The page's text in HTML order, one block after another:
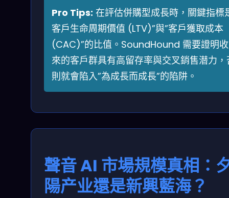
Pro Tips: 在評估併購型成長時，關鍵指標
客戶生命周期價值 (LTV)”與”客戶獲取成本
(CAC)”的比值。SoundHound 需要證明
來的客戶群具有高留存率與交叉銷售潜力，
則就會陷入”為成長而成長”的陷阱。
聲音 AI 市場規模真相：
陽产业還是新興藍海？